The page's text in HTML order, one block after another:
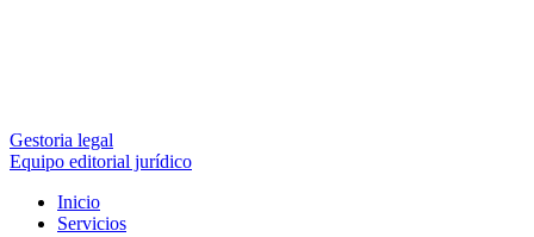
Gestoria legal
Equipo editorial jurídico
Inicio
Servicios